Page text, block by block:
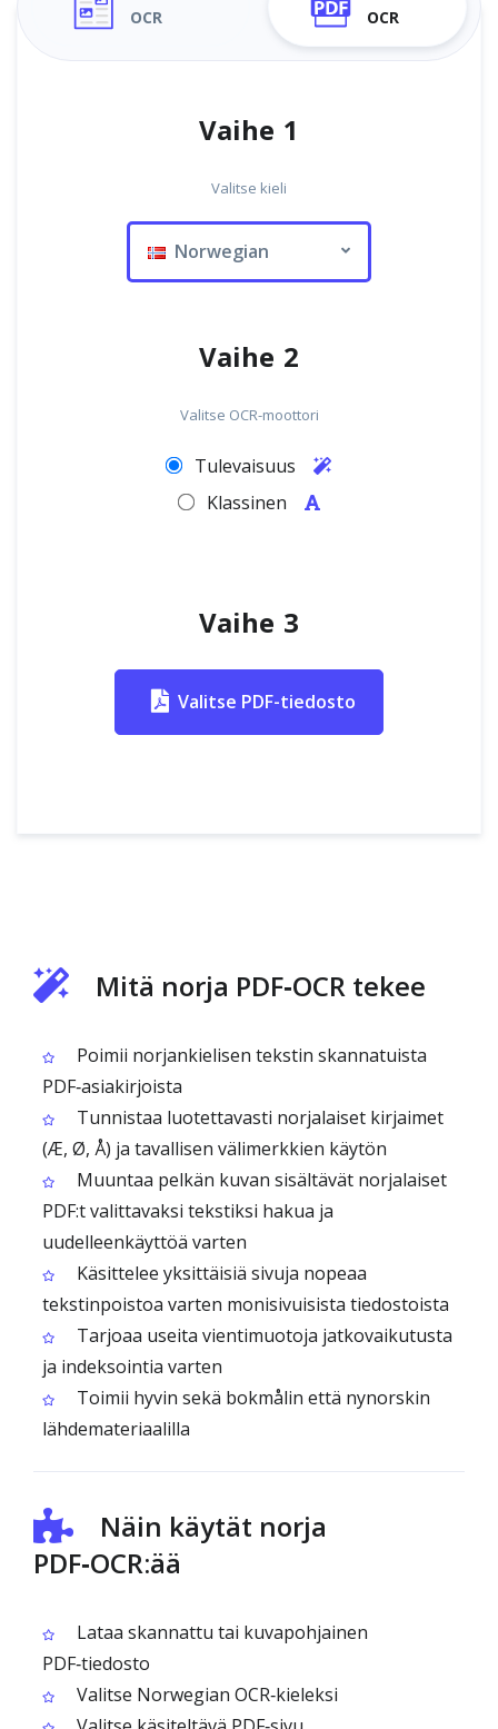
OCR
OCR
Vaihe 1
Valitse kieli
Norwegian
Vaihe 2
Valitse OCR-moottori
Tulevaisuus
Klassinen
Vaihe 3
Valitse PDF-tiedosto
Mitä norja PDF‑OCR tekee
Poimii norjankielisen tekstin skannatuista
PDF‑asiakirjoista
Tunnistaa luotettavasti norjalaiset kirjaimet
(Æ, Ø, Å) ja tavallisen välimerkkien käytön
Muuntaa pelkän kuvan sisältävät norjalaiset
PDF:t valittavaksi tekstiksi hakua ja
uudelleenkäyttöä varten
Käsittelee yksittäisiä sivuja nopeaa
tekstinpoistoa varten monisivuisista tiedostoista
Tarjoaa useita vientimuotoja jatkovaikutusta
ja indeksointia varten
Toimii hyvin sekä bokmålin että nynorskin
lähdemateriaalilla
Näin käytät norja
PDF‑OCR:ää
Lataa skannattu tai kuvapohjainen
PDF‑tiedosto
Valitse Norwegian OCR‑kieleksi